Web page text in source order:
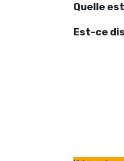
Quelle
Est-ce